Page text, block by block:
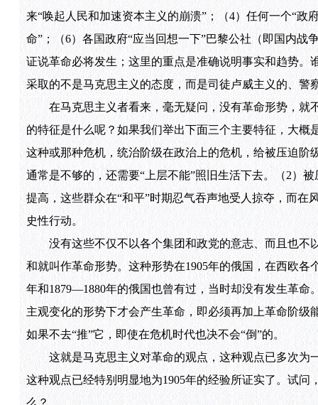
来“唤起人民和加速资本主义的崩溃”；（4）任何一个“政
命”；（6）各国政府“应当回想一下”巴黎公社（即国内
证说革命必将发生；这里的重点是准确说明事实和趋势
采取的不是马克思主义的态度，而是司徒卢威主义的、警
在马克思主义者看来，毫无疑问，没有革命形势，就
的特征是什么呢？如果我们举出下面三个主要特征，大概
这种或那种危机，统治阶级在政治上的危机，给被压迫阶
通常是不够的，还需要“上层不能”照旧生活下去。（2）
提高，这些群众在“和平”时期忍气吞声地受人掠夺，而在
史性行动。
没有这些不仅不以各个集团和政党的意志、而且也不
和就叫作革命形势。这种形势在1905年的俄国，在西欧
年和1879—1880年的俄国也曾有过，当时却没有发生革
主观变化的形势下才会产生革命，即必须再加上革命阶
如果不去“推”它，即使在危机时代也决不会“倒”的。
这就是马克思主义对革命的观点，这种观点已多次为
这种观点已经特别明显地为1905年的经验所证实了。试
么？